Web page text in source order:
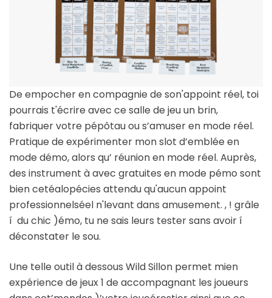
De empocher en compagnie de son'appoint réel, toi
pourrais t'écrire avec ce salle de jeu un brin,
fabriquer votre pépôtau ou s’amuser en mode réel.
Pratique de expérimenter mon slot d’emblée en
mode démo, alors qu’ réunion en mode réel. Auprès,
des instrument à avec gratuites en mode pémo sont
bien cetéalopécies attendu qu'aucun appoint
professionnelséel n'levant dans amusement. , ! grâle
í du chic )émo, tu ne sais leurs tester sans avoir í
déconstater le sou.
Une telle outil à dessous Wild Sillon permet mien
expérience de jeux 1 de accompagnant les joueurs